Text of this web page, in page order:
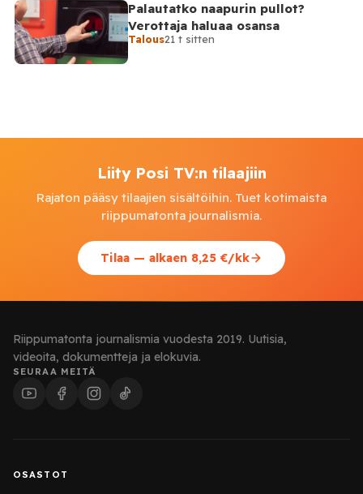
Palautatko naapurin pullot?
Verottaja haluaa osansa
Talous21 t sitten
Liity Posi TV:n tilaajiin
Rajaton pääsy tilaajien sisältöihin. Tuet kotimaista
riippumatonta journalismia.
Tilaa — alkaen 8,25 €/kk
Riippumatonta journalismia vuodesta 2019. Uutisia,
videoita, dokumentteja ja elokuvia.
SEURAA MEITÄ
OSASTOT